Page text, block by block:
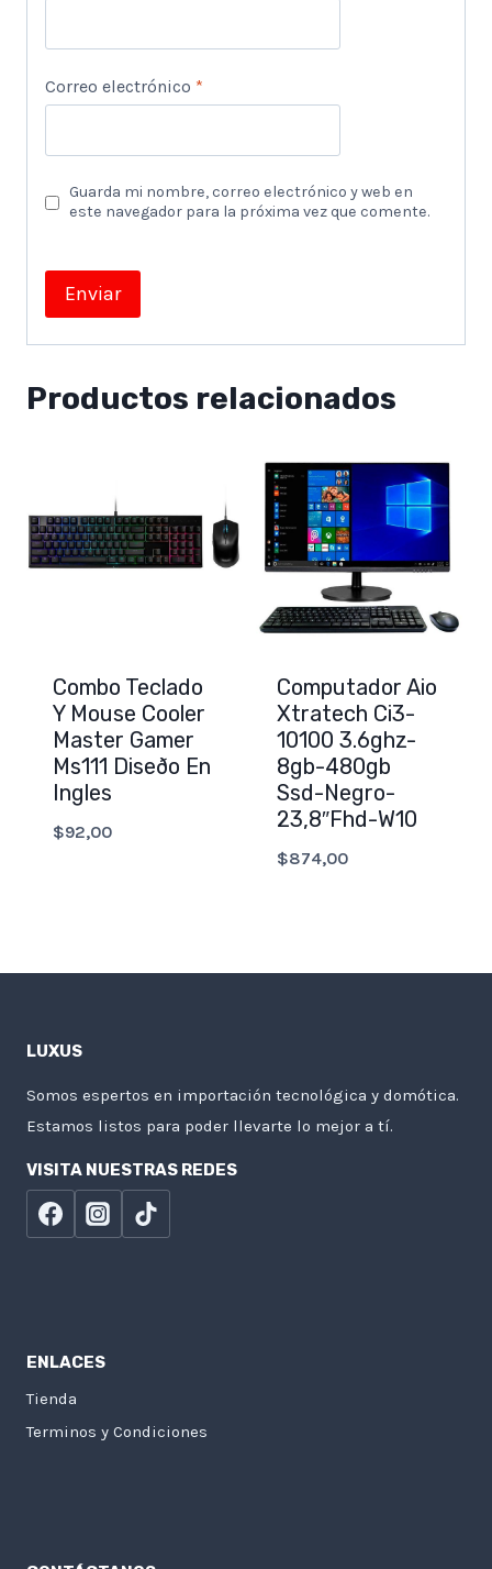
Correo electrónico *
Guarda mi nombre, correo electrónico y web en
este navegador para la próxima vez que comente.
Productos relacionados
Combo Teclado
Y Mouse Cooler
Master Gamer
Ms111 Diseðo En
Ingles
$92,00
Computador Aio
Xtratech Ci3-
10100 3.6ghz-
8gb-480gb
Ssd-Negro-
23,8″Fhd-W10
$874,00
LUXUS
Somos espertos en importación tecnológica y domótica.
Estamos listos para poder llevarte lo mejor a tí.
VISITA NUESTRAS REDES
ENLACES
Tienda
Terminos y Condiciones